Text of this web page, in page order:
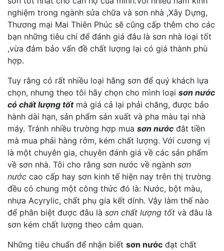
nghiệm trong ngành sửa chữa và sơn nhà ,Xây Dựng,
Thương mại Mai Thiên Phúc sẽ cũng cấp thêm cho các
bạn những tiêu chí để đánh giá đâu là sơn nhà loại tốt
,vừa đảm bảo vấn đề chất lượng lại có giá thành phù
hợp.
Tuy rằng có rất nhiều loại hãng sơn để quý khách lựa
chọn, nhưng theo tôi hãy chọn cho mình loại sơn nước
có chất lượng tốtmà giá cả lại phải chăng, được bảo
hành dài hạn, sản phẩm sản xuất và pha màu tại nhà
máy. Tránh nhiều trường hợp mua sơn nước đắt tiền
mà mua phải hàng rởm, kém chất lượng. Với cương vị
là một chuyên gia, chuyên đánh giá về các sản phẩm
về sơn nhà. Tôi cho rằng sơn nước về ngành sơn
nước cao cấp hay sơn kinh tế hiện nay trên thị trường
đều có chung một công thức đó là: Nước, bột màu,
nhựa Acyrylic, chất phụ gia kết dính. Vậy làm thế nào
để phân biệt được đâu là sơn chất lượng tốt và đâu là
sơn kém chất lượng theo cảm quan.
Những tiêu chuẩn để nhận biết sơn nước đạt chất